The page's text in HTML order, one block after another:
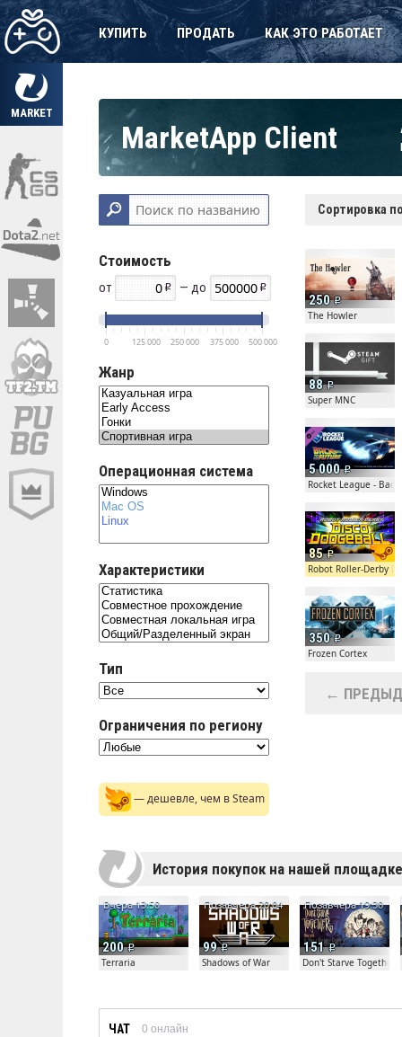
MARKET
КУПИТЬ ПРОДАТЬ КАК ЭТО РАБОТАЕТ
MarketApp Client
Стоимость
от — до
0 125 000 250 000 375 000 500 000
Жанр
Операционная система
Характеристики
Тип
Ограничения по региону
— дешевле, чем в Steam
Сортировка
250
The Howler
88
Super MNC
5 000
Rocket League -
85
Robot Roller-Derby
350
Frozen Cortex
←
История покупок на нашей площадке
200
Вчера 13:50
Terraria
99
Позавчера 20:04
Shadows of War
151
Позавчера 19:30
Don't Starve Together
ЧАТ 0 онлайн